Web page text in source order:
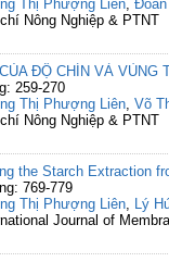
Thị Phượng Liên, Đoàn
Nông Nghiệp & PTNT
ĐỘ CHÍN VÀ VÙNG
259-270
Thị Phượng Liên, Võ
Nông Nghiệp & PTNT
the Starch Extraction
769-779
Thị Phượng Liên, Lý
Journal of